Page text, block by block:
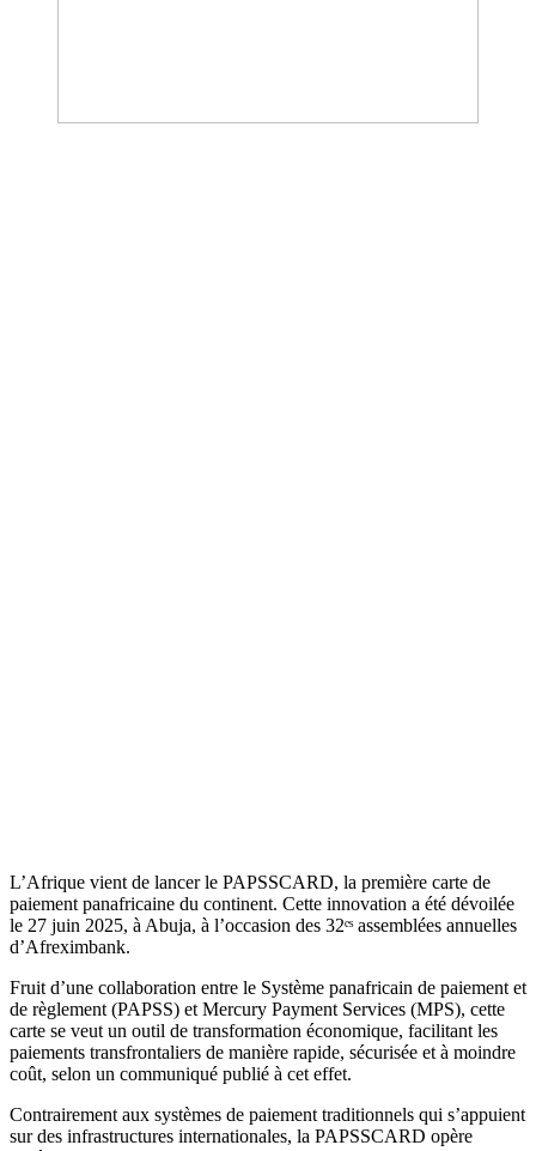
L’Afrique vient de lancer le PAPSSCARD, la première carte de
paiement panafricaine du continent. Cette innovation a été dévoilée
le 27 juin 2025, à Abuja, à l’occasion des 32ᵉˢ assemblées annuelles
d’Afreximbank.
Fruit d’une collaboration entre le Système panafricain de paiement et
de règlement (PAPSS) et Mercury Payment Services (MPS), cette
carte se veut un outil de transformation économique, facilitant les
paiements transfrontaliers de manière rapide, sécurisée et à moindre
coût, selon un communiqué publié à cet effet.
Contrairement aux systèmes de paiement traditionnels qui s’appuient
sur des infrastructures internationales, la PAPSSCARD opère